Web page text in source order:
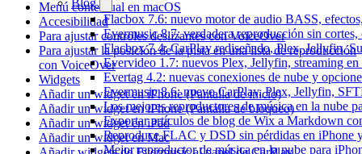
Blog
Flacbox 7.6: nuevo motor de audio BASS,
Evermusic 8.7: verdadera reproducción sin
Flacbox 7.4: CarPlay rediseñado, Plex, Jellyfin,
Evervideo 1.7: nuevos Plex, Jellyfin, streaming
Evertag 4.2: nuevas conexiones de nube y
Evermusic 8.6: nuevo CarPlay, Plex, Jellyfin,
Los mejores reproductores de música en la nube
Exportar artículos de blog de Wix a Markdown
Reproduce FLAC y DSD sin pérdidas en iPhone
Mejor reproductor de música en la nube para
Menú contextual en macOS
Accesibilidad
Para ajustar controles deslizantes con VoiceOver
Para ajustar la posición de la pista en una lista de reproducción
con VoiceOver
Widgets
Añadir un widget en iPhone (Pantalla de inicio)
Añadir un widget en iPhone (Pantalla de bloqueo)
Añadir un widget en iPad
Añadir un widget en Mac